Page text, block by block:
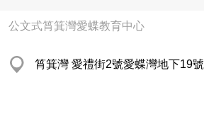
公文式筲箕灣愛蝶教育中心
筲箕灣 愛禮街2號愛蝶灣地下19號